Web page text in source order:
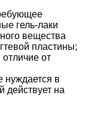
гель-лаки
вещества
пластины;
от
нуждается в
действует на